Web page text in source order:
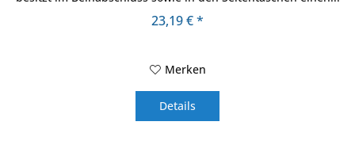
23,19 € *
Merken
Details